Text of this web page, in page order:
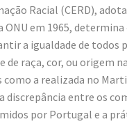
Racial (CERD),
ONU em 1965, determina
a igualdade de todos
de raça, cor, ou origem
a realizada no
discrepância entre os
por Portugal e a